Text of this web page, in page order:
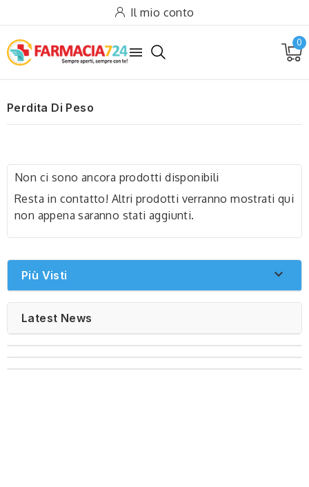
Il mio conto

0
Perdita Di Peso
Non ci sono ancora prodotti disponibili
Resta in contatto! Altri prodotti verranno mostrati qui
non appena saranno stati aggiunti.
Più Visti 
Latest News